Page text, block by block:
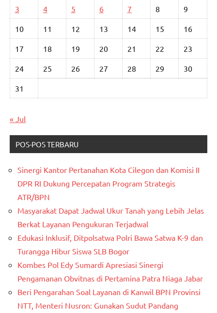
3 4 5 6 7 8 9
10 11 12 13 14 15 16
17 18 19 20 21 22 23
24 25 26 27 28 29 30
31
« Jul
POS-POS TERBARU
Sinergi Kantor Pertanahan Kota Cilegon dan Komisi II
DPR RI Dukung Percepatan Program Strategis
ATR/BPN
Masyarakat Dapat Jadwal Ukur Tanah yang Lebih Jelas
Berkat Layanan Pengukuran Terjadwal
Edukasi Inklusif, Ditpolsatwa Polri Bawa Satwa K-9 dan
Turangga Hibur Siswa SLB Bogor
Kombes Pol Edy Sumardi Apresiasi Sinergi
Pengamanan Obvitnas di Pertamina Patra Niaga Jabar
Beri Pengarahan Soal Layanan di Kanwil BPN Provinsi
NTT, Menteri Nusron: Gunakan Sudut Pandang